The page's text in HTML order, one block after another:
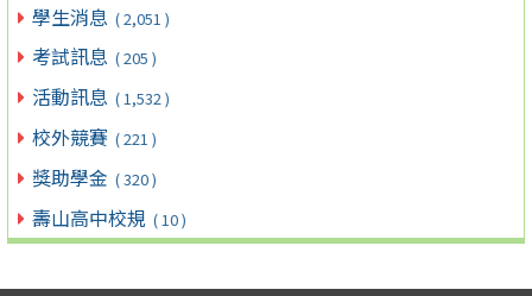
學生消息 ( 2,051 )
考試訊息 ( 205 )
活動訊息 ( 1,532 )
校外競賽 ( 221 )
獎助學金 ( 320 )
壽山高中校規 ( 10 )